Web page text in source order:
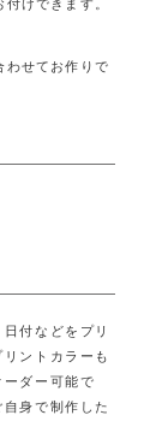
けできます。
わせてお作りで
付などをプリ
ントカラーも
ダー可能で
自身で制作した